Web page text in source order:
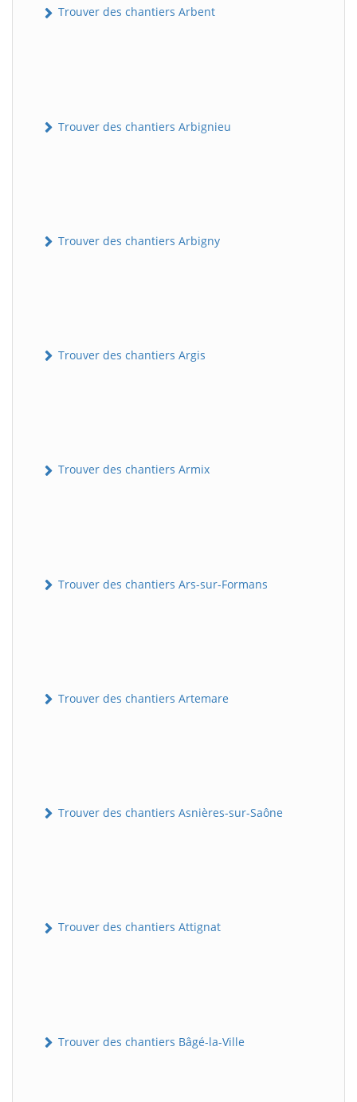
Trouver des chantiers Arbent
Trouver des chantiers Arbignieu
Trouver des chantiers Arbigny
Trouver des chantiers Argis
Trouver des chantiers Armix
Trouver des chantiers Ars-sur-Formans
Trouver des chantiers Artemare
Trouver des chantiers Asnières-sur-Saône
Trouver des chantiers Attignat
Trouver des chantiers Bâgé-la-Ville